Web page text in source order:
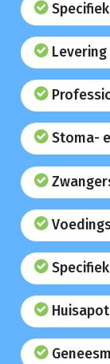
Stoma-